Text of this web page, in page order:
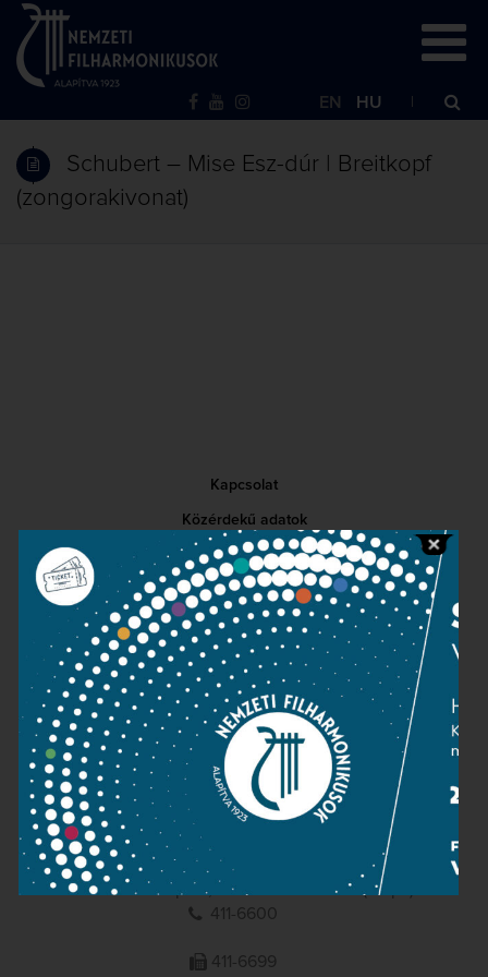
EN HU
Schubert – Mise Esz-dúr | Breitkopf
(zongorakivonat)
Kapcsolat
Közérdekű adatok
Sajtószoba
Adatvédelem
Impresszum
NEMZETI
FILHARMONIKUSOK
1095 Budapest, Komor Marcell u. 1. (Müpa)
411-6600
411-6699